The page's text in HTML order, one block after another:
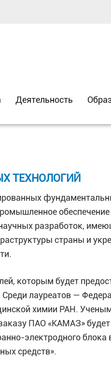
Деятельность
ТЕХНОЛОГИЙ
обеспечение
разработок,
страны и
которым будет
лауреатов —
химии РАН.
ПАО «КАМАЗ» будет
электродного
средств».